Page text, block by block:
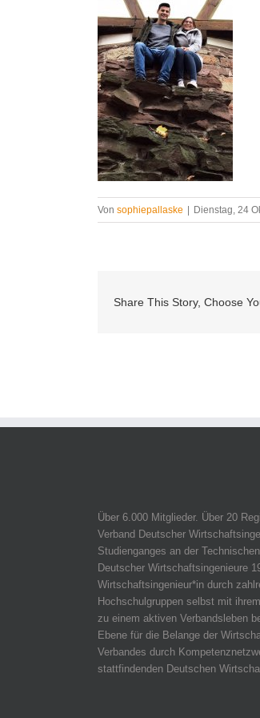
Von sophiepallaske | Dienstag, 24
Share This Story, Choose
Über 6.000 Mitglieder. Über 20
Verband Deutscher
Studienganges an der
Deutscher Wirtschaftsingenieure
Wirtschaftsingenieur*in durch
Hochschulgruppen selbst mit
zu einem aktiven Verbandsleben
Ebene für die Belange der
Verbandes durch
stattfindenden Deutschen